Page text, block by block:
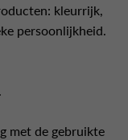
kleurrijk,
persoonlijkheid.
met de gebruikte